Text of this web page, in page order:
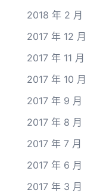
2018 年 2 月
2017 年 12 月
2017 年 11 月
2017 年 10 月
2017 年 9 月
2017 年 8 月
2017 年 7 月
2017 年 6 月
2017 年 3 月